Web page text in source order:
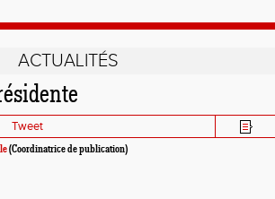
ACTUALITÉS
Tweet
(Coordinatrice de publication)